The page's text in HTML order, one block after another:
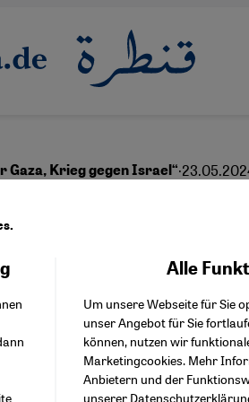
Gaza, Krieg gegen Israel“·
der
Alle
Um unsere Webseite für Sie
unser Angebot für Sie
können, nutzen wir
Marketingcookies. Mehr
Anbietern und der
unserer
Facebook Embed /
Twitter Embed
Instagram Embed
Youtube Embed
Google Maps Embed